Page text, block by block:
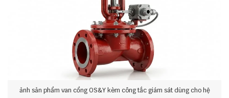
ảnh sản phẩm van cổng OS&Y kèm công tắc giám sát dùng cho hệ